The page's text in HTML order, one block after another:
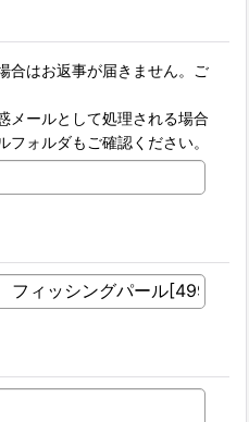
合はお返事が届きません。ご
メールとして処理される場合
ォルダもご確認ください。